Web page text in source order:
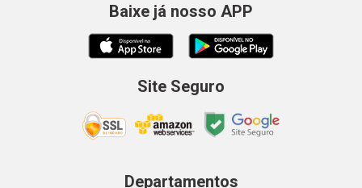
Baixe já nosso APP
Site Seguro
Departamentos